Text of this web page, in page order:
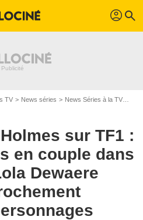
profil search
TV News séries News Séries à la TV
sur TF1 :
en couple dans
Dewaere